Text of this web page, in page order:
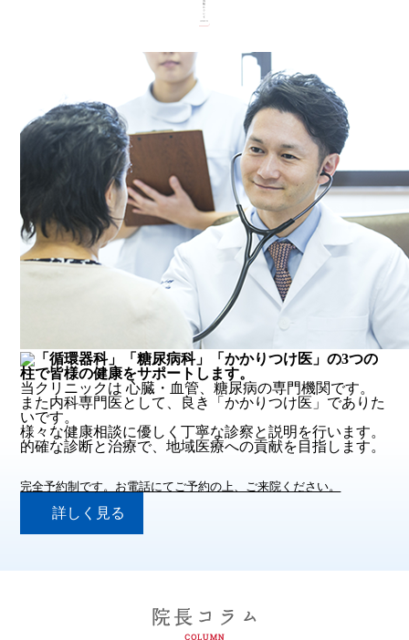
当クリニックは 心臓・血管、糖尿病の専門機関です。
また内科専門医として、良き「かかりつけ医」でありた
いです。
様々な健康相談に優しく丁寧な診察と説明を行います。
的確な診断と治療で、地域医療への貢献を目指します。
完全予約制です。お電話にてご予約の上、ご来院ください。
詳しく見る